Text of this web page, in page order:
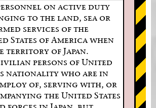
on active duty
to the land, sea or
services of the
States of America when
territory of Japan.
persons of United
nationality who are in
of, serving with, or
the United States